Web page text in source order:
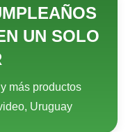
UN SOLO
más productos
Uruguay